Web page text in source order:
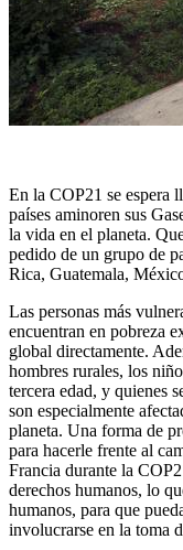
En la COP21 se espera
países aminoren sus
la vida en el planeta.
pedido de un grupo de
Rica, Guatemala,
Las personas más
encuentran en pobreza
global directamente.
hombres rurales, los
tercera edad, y quienes
son especialmente
planeta. Una forma de
para hacerle frente al
Francia durante la
derechos humanos, lo
humanos, para que
involucrarse en la toma